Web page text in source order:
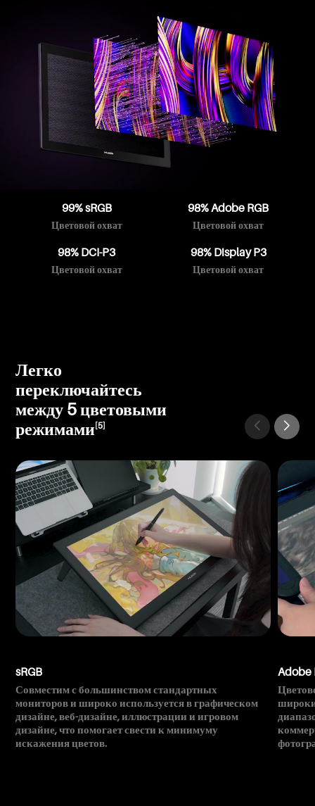
99% sRGB
Цветовой охват
98% Adobe RGB
Цветовой охват
98% DCI-P3
Цветовой охват
98% Display P3
Цветовой охват
Легко
переключайтесь
между 5 цветовыми
режимами[5]
sRGB
Совместим с большинством стандартных
мониторов и широко используется в графическом
дизайне, веб-дизайне, иллюстрации и игровом
дизайне, что помогает свести к минимуму
искажения цветов.
Adobe